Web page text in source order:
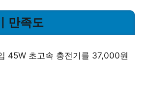
만족도
45W 초고속 충전기를 37,000원